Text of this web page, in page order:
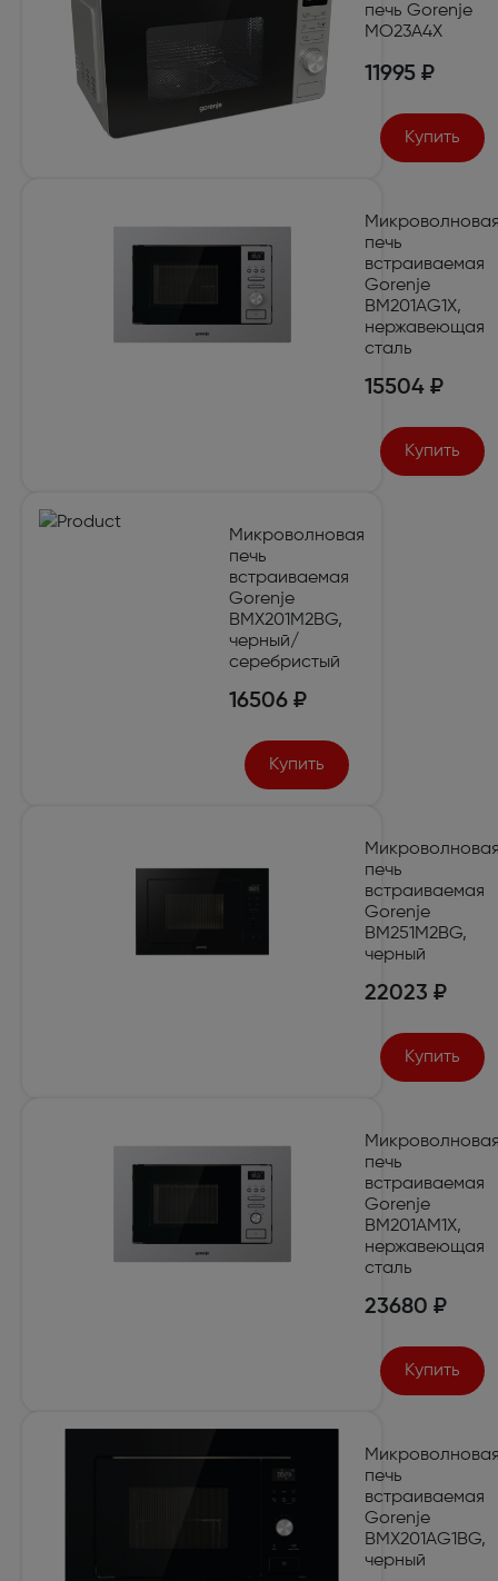
печь Gorenje
MO23A4X
11995 ₽
Купить
печь
встраиваемая
Gorenje
BM201AG1X,
нержавеющая
сталь
15504 ₽
Купить
Микроволновая
печь
встраиваемая
Gorenje
BMX201M2BG,
черный/
серебристый
16506 ₽
Купить
печь
встраиваемая
Gorenje
BM251M2BG,
черный
22023 ₽
Купить
печь
встраиваемая
Gorenje
BM201AM1X,
нержавеющая
сталь
23680 ₽
Купить
печь
встраиваемая
Gorenje
BMX201AG1BG,
черный